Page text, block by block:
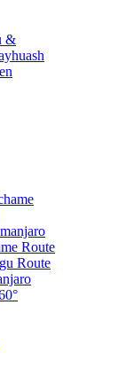
&
Route
Route